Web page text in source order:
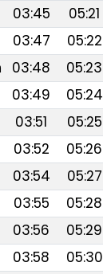
03:45 05:21
03:47 05:22
03:48 05:23
03:49 05:24
03:51 05:25
03:52 05:26
03:54 05:27
03:55 05:28
03:56 05:29
03:58 05:30